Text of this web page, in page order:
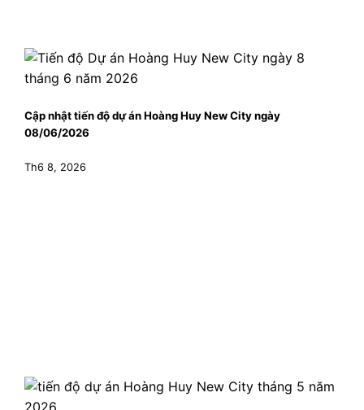
Cập nhật tiến độ dự án Hoàng Huy New City ngày
08/06/2026
Th6 8, 2026